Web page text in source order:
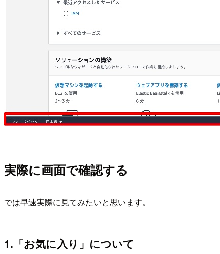
実際に画面で確認する
では早速実際に見てみたいと思います。
1.「お気に入り」について